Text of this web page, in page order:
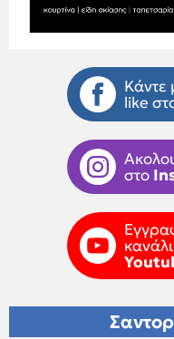
Κάντε
like
στο